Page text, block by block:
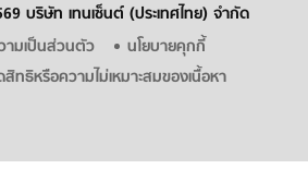
บริษัท เทนเซ็นต์ (ประเทศไทย) จำกัด
ามเป็นส่วนตัว
นโยบายคุกกี้
สิทธิหรือความไม่เหมาะสมของเนื้อหา